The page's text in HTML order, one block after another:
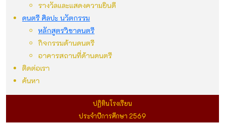
รางวัลและแสดงความยินดี
ดนตรี ศิลปะ นวัตกรรม
หลักสูตรวิชาดนตรี
กิจกรรมด้านดนตรี
อาคารสถานที่ด้านดนตรี
ติดต่อเรา
ค้นหา
ปฏิทินโรงเรียน
ประจำปีการศึกษา 2569